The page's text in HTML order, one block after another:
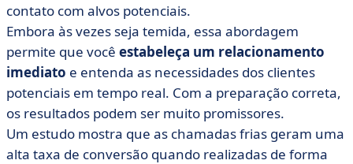
contato com alvos potenciais.
Embora às vezes seja temida, essa abordagem
permite que você estabeleça um relacionamento
imediato e entenda as necessidades dos clientes
potenciais em tempo real. Com a preparação correta,
os resultados podem ser muito promissores.
Um estudo mostra que as chamadas frias geram uma
alta taxa de conversão quando realizadas de forma